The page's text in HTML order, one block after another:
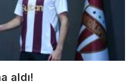
aldı!